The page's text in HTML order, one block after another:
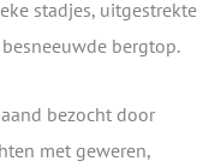
stadjes, uitgestrekte
bergtop.
bezocht door
met geweren,